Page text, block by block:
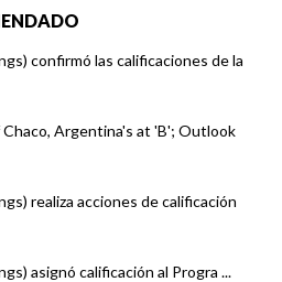
confirmó las calificaciones de la
Argentina's at 'B'; Outlook
realiza acciones de calificación
asignó calificación al Progra ...